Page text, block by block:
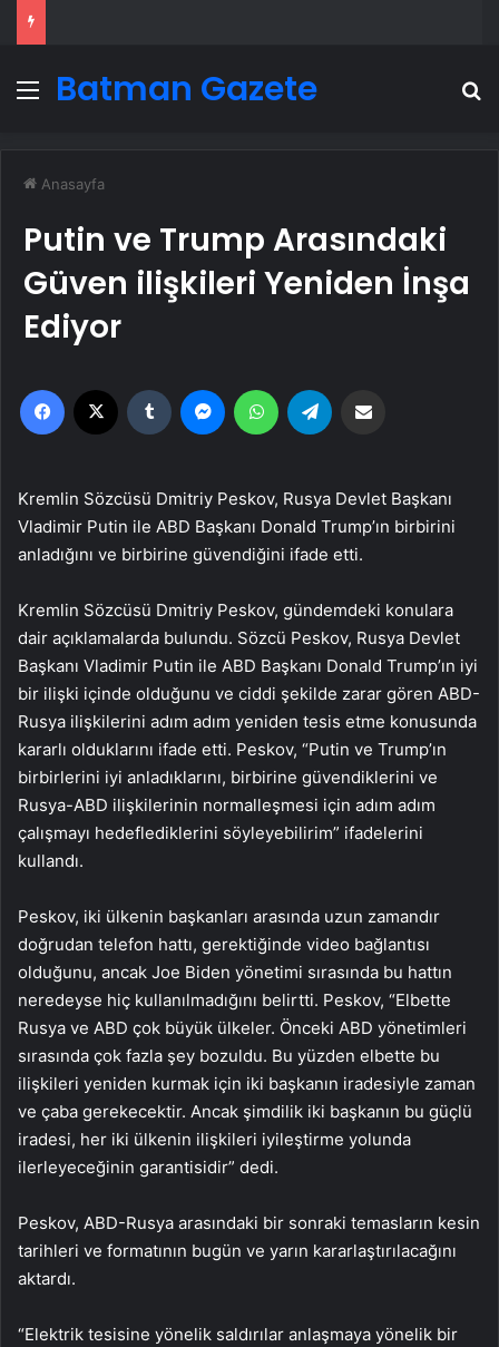
Menü
Batman Gazete
Anasayfa
Putin ve Trump Arasındaki
Güven ilişkileri Yeniden İnşa
Ediyor
Facebook Tumblr MessengerWhatsApp
Kremlin Sözcüsü Dmitriy Peskov, Rusya Devlet Başkanı
Vladimir Putin ile ABD Başkanı Donald Trump’ın birbirini
anladığını ve birbirine güvendiğini ifade etti.
Kremlin Sözcüsü Dmitriy Peskov, gündemdeki konulara
dair açıklamalarda bulundu. Sözcü Peskov, Rusya Devlet
Başkanı Vladimir Putin ile ABD Başkanı Donald Trump’ın iyi
bir ilişki içinde olduğunu ve ciddi şekilde zarar gören ABD-
Rusya ilişkilerini adım adım yeniden tesis etme konusunda
kararlı olduklarını ifade etti. Peskov, “Putin ve Trump’ın
birbirlerini iyi anladıklarını, birbirine güvendiklerini ve
Rusya-ABD ilişkilerinin normalleşmesi için adım adım
çalışmayı hedeflediklerini söyleyebilirim” ifadelerini
kullandı.
Peskov, iki ülkenin başkanları arasında uzun zamandır
doğrudan telefon hattı, gerektiğinde video bağlantısı
olduğunu, ancak Joe Biden yönetimi sırasında bu hattın
neredeyse hiç kullanılmadığını belirtti. Peskov, “Elbette
Rusya ve ABD çok büyük ülkeler. Önceki ABD yönetimleri
sırasında çok fazla şey bozuldu. Bu yüzden elbette bu
ilişkileri yeniden kurmak için iki başkanın iradesiyle zaman
ve çaba gerekecektir. Ancak şimdilik iki başkanın bu güçlü
iradesi, her iki ülkenin ilişkileri iyileştirme yolunda
ilerleyeceğinin garantisidir” dedi.
Peskov, ABD-Rusya arasındaki bir sonraki temasların kesin
tarihleri ve formatının bugün ve yarın kararlaştırılacağını
aktardı.
“Elektrik tesisine yönelik saldırılar anlaşmaya yönelik bir